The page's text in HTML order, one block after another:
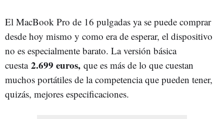
El MacBook Pro de 16 pulgadas ya se puede comprar
desde hoy mismo y como era de esperar, el dispositivo
no es especialmente barato. La versión básica
cuesta 2.699 euros, que es más de lo que cuestan
muchos portátiles de la competencia que pueden tener,
quizás, mejores especificaciones.